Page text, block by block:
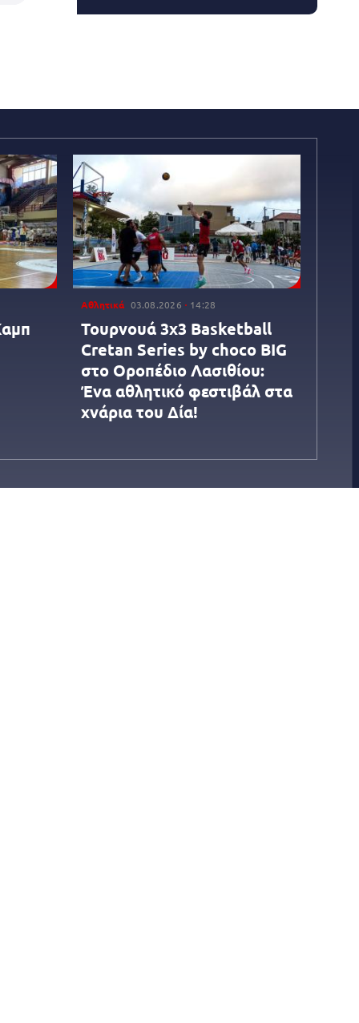
Αθλητικά 03.08.2026 14:28
Τουρνουά 3x3 Βasketball
Cretan Series by choco BIG
στο Οροπέδιο Λασιθίου:
Ένα αθλητικό φεστιβάλ στα
χνάρια του Δία!